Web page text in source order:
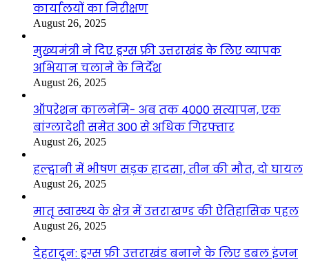
कार्यालयों का निरीक्षण
August 26, 2025
मुख्यमंत्री ने दिए ड्रग्स फ्री उत्तराखंड के लिए व्यापक
अभियान चलाने के निर्देश
August 26, 2025
ऑपरेशन कालनेमि- अब तक 4000 सत्यापन, एक
बांग्लादेशी समेत 300 से अधिक गिरफ्तार
August 26, 2025
हल्द्वानी में भीषण सड़क हादसा, तीन की मौत, दो घायल
August 26, 2025
मातृ स्वास्थ्य के क्षेत्र में उत्तराखण्ड की ऐतिहासिक पहल
August 26, 2025
देहरादून: ड्रग्स फ्री उत्तराखंड बनाने के लिए डबल इंजन